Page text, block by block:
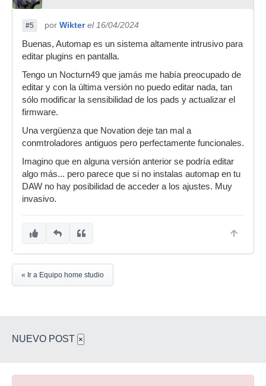
#5 por Wikter el 16/04/2024
Buenas, Automap es un sistema altamente intrusivo para
editar plugins en pantalla.
Tengo un Nocturn49 que jamás me había preocupado de
editar y con la última versión no puedo editar nada, tan
sólo modificar la sensibilidad de los pads y actualizar el
firmware.
Una vergüenza que Novation deje tan mal a
conmtroladores antiguos pero perfectamente funcionales.
Imagino que en alguna versión anterior se podría editar
algo más... pero parece que si no instalas automap en tu
DAW no hay posibilidad de acceder a los ajustes. Muy
invasivo.
« Ir a Equipo home studio
NUEVO POST ×